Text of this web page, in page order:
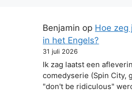
Benjamin op Hoe zeg
in het Engels?
31 juli 2026
Ik zag laatst een
comedyserie (Spin City,
"don't be ridiculous"